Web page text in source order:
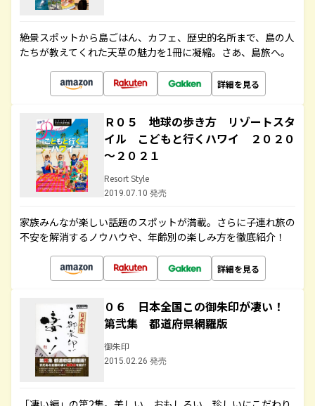
絶景スポットから島ごはん、カフェ、歴史的名所まで、島の人
たちが教えてくれた天草の魅力を1冊に凝縮。さあ、島旅へ。
詳細を見る
Ｒ０５ 地球の歩き方 リゾートスタ
イル こどもと行くハワイ ２０２０
～２０２１
Resort Style
2019.07.10 発売
家族みんなが楽しい話題のスポットが満載。さらに子連れ旅の
不安を解消するノウハウや、年齢別の楽しみ方を徹底紹介！
詳細を見る
０６ 日本全国この御朱印が凄い！
第弐集 都道府県網羅版
御朱印
2015.02.26 発売